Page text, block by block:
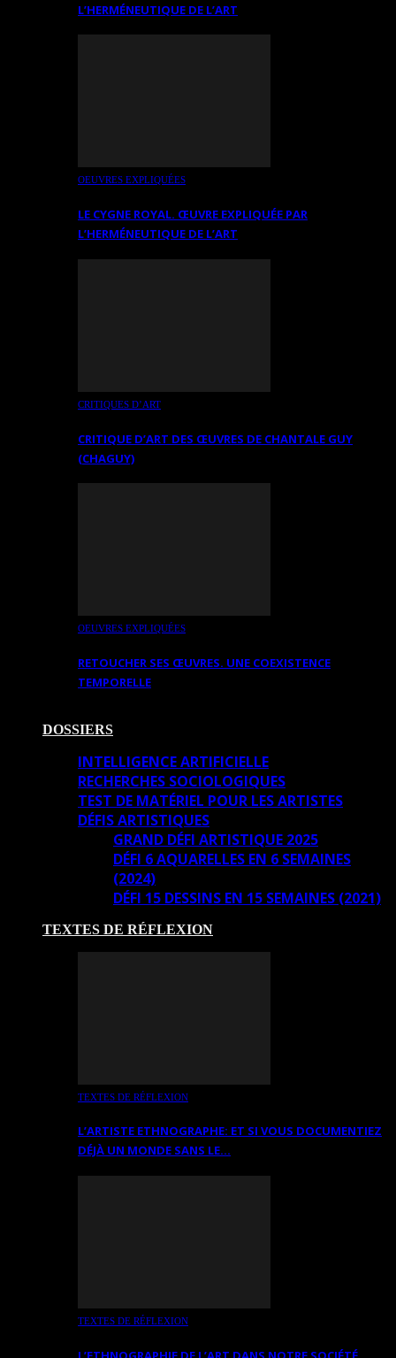
L’HERMÉNEUTIQUE DE L’ART
OEUVRES EXPLIQUÉES
LE CYGNE ROYAL. ŒUVRE EXPLIQUÉE PAR
L’HERMÉNEUTIQUE DE L’ART
CRITIQUES D’ART
CRITIQUE D’ART DES ŒUVRES DE CHANTALE GUY
(CHAGUY)
OEUVRES EXPLIQUÉES
RETOUCHER SES ŒUVRES. UNE COEXISTENCE
TEMPORELLE
DOSSIERS
INTELLIGENCE ARTIFICIELLE
RECHERCHES SOCIOLOGIQUES
TEST DE MATÉRIEL POUR LES ARTISTES
DÉFIS ARTISTIQUES
GRAND DÉFI ARTISTIQUE 2025
DÉFI 6 AQUARELLES EN 6 SEMAINES
(2024)
DÉFI 15 DESSINS EN 15 SEMAINES (2021)
TEXTES DE RÉFLEXION
TEXTES DE RÉFLEXION
L’ARTISTE ETHNOGRAPHE: ET SI VOUS DOCUMENTIEZ
DÉJÀ UN MONDE SANS LE…
TEXTES DE RÉFLEXION